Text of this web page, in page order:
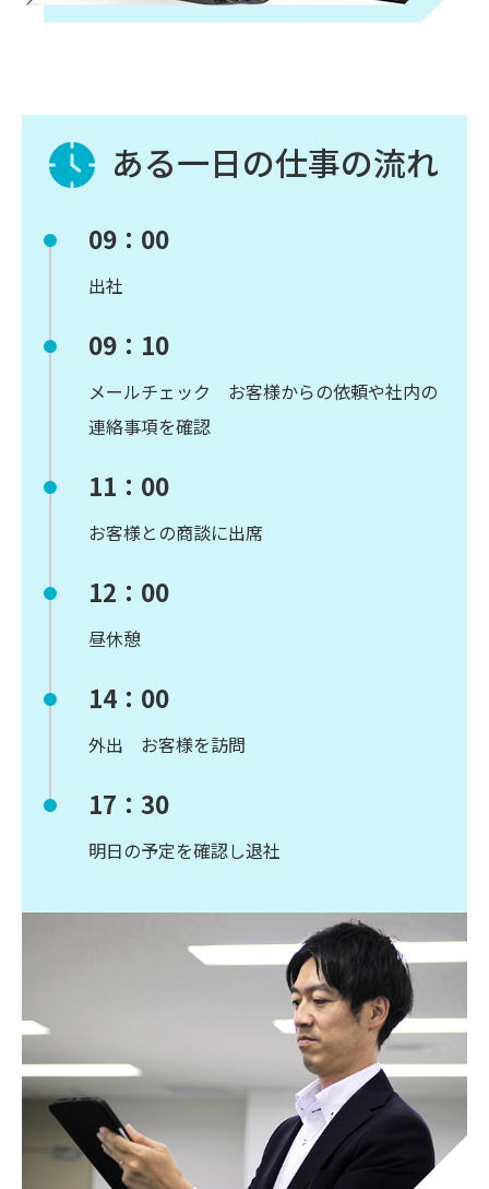
ある一日の仕事の流れ
09：00
出社
09：10
メールチェック お客様からの依頼や社内の
連絡事項を確認
11：00
お客様との商談に出席
12：00
昼休憩
14：00
外出 お客様を訪問
17：30
明日の予定を確認し退社